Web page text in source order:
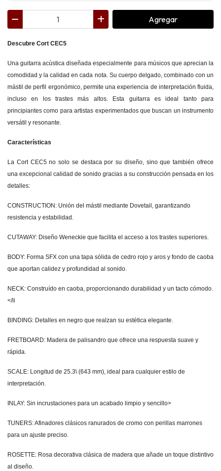
Agregar
Descubre Cort CEC5
Una guitarra acústica diseñada especialmente para músicos que aprecian la
comodidad y la calidad en cada nota. Su cuerpo delgado, combinado con un
mástil de perfil ergonómico, permite una experiencia de interpretación fluida,
incluso en los trastes más altos. Esta guitarra es ideal tanto para
principiantes como para artistas experimentados que buscan un instrumento
versátil y resonante.
Características
La Cort CEC5 no solo se destaca por su diseño, sino que también ofrece
una excepcional calidad de sonido gracias a su construcción pensada en los
detalles:
CONSTRUCTION: Unión del mástil mediante Dovetail, garantizando
resistencia y estabilidad.
CUTAWAY: Diseño Weneckie que facilita el acceso a los trastes superiores.
BODY: Forma SFX con una tapa sólida de cedro rojo y aros y fondo de caoba
que aportan calidez y profundidad al sonido.
NECK: Construído en caoba, proporcionando durabilidad y un tacto cómodo.
</li
BINDING: Detalles en negro que realzan su estética elegante.
FRETBOARD: Madera de palisandro que ofrece una respuesta suave y
rápida.
SCALE: Longitud de 25.3\ (643 mm), ideal para cualquier estilo de
interpretación.
INLAY: Sin incrustaciones para un acabado limpio y sencillo>
TUNERS: Afinadores clásicos ranurados de cromo con perillas marrones
para un ajuste preciso.
ROSETTE: Rosa decorativa clásica de madera que añade un toque distintivo
al diseño.